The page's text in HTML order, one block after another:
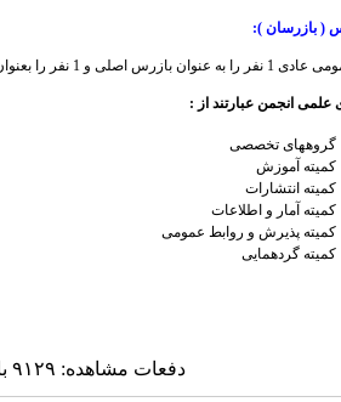
را بعنوان علی البدل برای مدت 2 سال انتخاب می نماید
علمی انجمن عبارتند از :
گروههای تخصصی
کمیته آموزش
کمیته انتشارات
کمیته آمار و اطلاعات
کمیته پذیرش و روابط عمومی
کمیته گردهمایی
دفعات مشاهده: ۹۱۲۹ بار |